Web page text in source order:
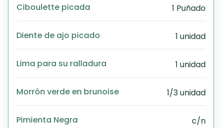
Ciboulette picada 1 Puñado
Diente de ajo picado 1 unidad
Lima para su ralladura 1 unidad
Morrón verde en brunoise 1/3 unidad
Pimienta Negra c/n